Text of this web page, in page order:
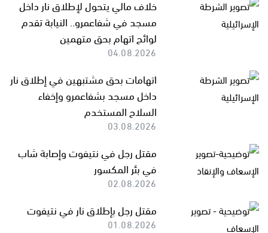
خلاف مالي يتحول لإطلاق نار داخل
مسجد في شفاعمرو.. النيابة تقدم
لوائح اتهام بحق متهمين
04.08.2026
اتهامات بحق مشتبهين في إطلاق نار
داخل مسجد بشفاعمرو وإخفاء
السلاح المستخدم
03.08.2026
مقتل رجل في نتيفوت وإصابة شاب
في بئر المكسور
02.08.2026
مقتل رجل بإطلاق نار في نتيفوت
01.08.2026